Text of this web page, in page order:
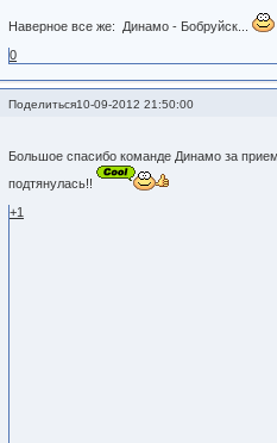
Наверное все же: Динамо - Бобруйск...
0
Поделиться10-09-2012 21:50:00
Большое спасибо команде Динамо за
подтянулась!!
+1